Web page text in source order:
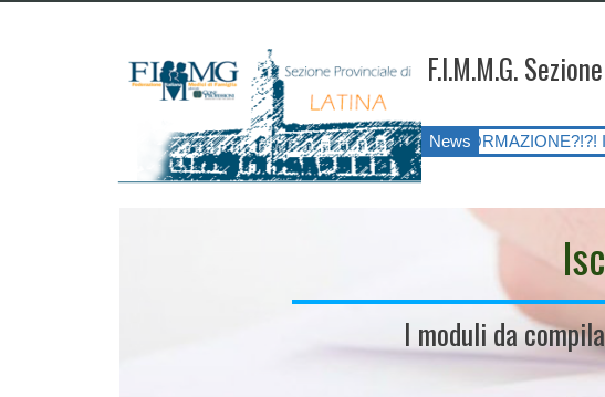
F.I.M.M.G.
News
|| SIATESS E CORSI DI FORMAZIONE?!?! Il problema
I moduli da